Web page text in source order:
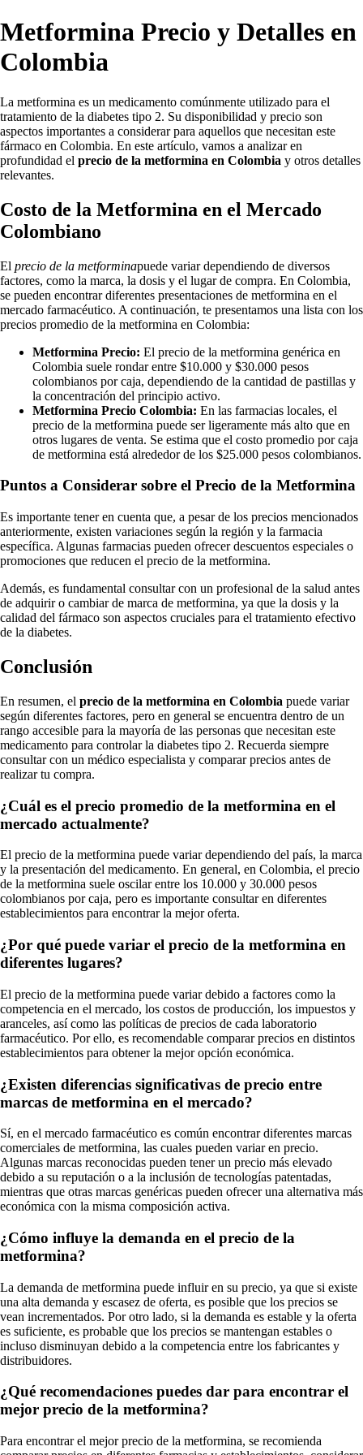
Metformina Precio y Detalles en
Colombia
La metformina es un medicamento comúnmente utilizado para el
tratamiento de la diabetes tipo 2. Su disponibilidad y precio son
aspectos importantes a considerar para aquellos que necesitan este
fármaco en Colombia. En este artículo, vamos a analizar en
profundidad el precio de la metformina en Colombia y otros detalles
relevantes.
Costo de la Metformina en el Mercado
Colombiano
El precio de la metforminapuede variar dependiendo de diversos
factores, como la marca, la dosis y el lugar de compra. En Colombia,
se pueden encontrar diferentes presentaciones de metformina en el
mercado farmacéutico. A continuación, te presentamos una lista con los
precios promedio de la metformina en Colombia:
Metformina Precio: El precio de la metformina genérica en
Colombia suele rondar entre $10.000 y $30.000 pesos
colombianos por caja, dependiendo de la cantidad de pastillas y
la concentración del principio activo.
Metformina Precio Colombia: En las farmacias locales, el
precio de la metformina puede ser ligeramente más alto que en
otros lugares de venta. Se estima que el costo promedio por caja
de metformina está alrededor de los $25.000 pesos colombianos.
Puntos a Considerar sobre el Precio de la Metformina
Es importante tener en cuenta que, a pesar de los precios mencionados
anteriormente, existen variaciones según la región y la farmacia
específica. Algunas farmacias pueden ofrecer descuentos especiales o
promociones que reducen el precio de la metformina.
Además, es fundamental consultar con un profesional de la salud antes
de adquirir o cambiar de marca de metformina, ya que la dosis y la
calidad del fármaco son aspectos cruciales para el tratamiento efectivo
de la diabetes.
Conclusión
En resumen, el precio de la metformina en Colombia puede variar
según diferentes factores, pero en general se encuentra dentro de un
rango accesible para la mayoría de las personas que necesitan este
medicamento para controlar la diabetes tipo 2. Recuerda siempre
consultar con un médico especialista y comparar precios antes de
realizar tu compra.
¿Cuál es el precio promedio de la metformina en el
mercado actualmente?
El precio de la metformina puede variar dependiendo del país, la marca
y la presentación del medicamento. En general, en Colombia, el precio
de la metformina suele oscilar entre los 10.000 y 30.000 pesos
colombianos por caja, pero es importante consultar en diferentes
establecimientos para encontrar la mejor oferta.
¿Por qué puede variar el precio de la metformina en
diferentes lugares?
El precio de la metformina puede variar debido a factores como la
competencia en el mercado, los costos de producción, los impuestos y
aranceles, así como las políticas de precios de cada laboratorio
farmacéutico. Por ello, es recomendable comparar precios en distintos
establecimientos para obtener la mejor opción económica.
¿Existen diferencias significativas de precio entre
marcas de metformina en el mercado?
Sí, en el mercado farmacéutico es común encontrar diferentes marcas
comerciales de metformina, las cuales pueden variar en precio.
Algunas marcas reconocidas pueden tener un precio más elevado
debido a su reputación o a la inclusión de tecnologías patentadas,
mientras que otras marcas genéricas pueden ofrecer una alternativa más
económica con la misma composición activa.
¿Cómo influye la demanda en el precio de la
metformina?
La demanda de metformina puede influir en su precio, ya que si existe
una alta demanda y escasez de oferta, es posible que los precios se
vean incrementados. Por otro lado, si la demanda es estable y la oferta
es suficiente, es probable que los precios se mantengan estables o
incluso disminuyan debido a la competencia entre los fabricantes y
distribuidores.
¿Qué recomendaciones puedes dar para encontrar el
mejor precio de la metformina?
Para encontrar el mejor precio de la metformina, se recomienda